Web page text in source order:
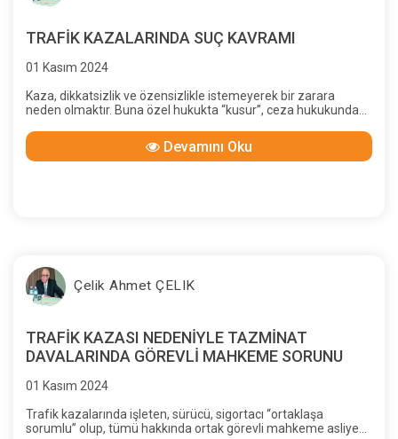
TRAFİK KAZALARINDA SUÇ KAVRAMI
01 Kasım 2024
Kaza, dikkatsizlik ve özensizlikle istemeyerek bir zarara
neden olmaktır. Buna özel hukukta “kusur”, ceza hukukunda
öngöremeyerek ya da öngörebilmiş olsa bile sonucunu
düşünemeyerek trafik kazasında ölüme veya yaralanmaya
Devamını Oku
Çelik Ahmet ÇELIK
TRAFİK KAZASI NEDENİYLE TAZMİNAT
DAVALARINDA GÖREVLİ MAHKEME SORUNU
01 Kasım 2024
Trafik kazalarında işleten, sürücü, sigortacı “ortaklaşa
sorumlu” olup, tümü hakkında ortak görevli mahkeme asliye